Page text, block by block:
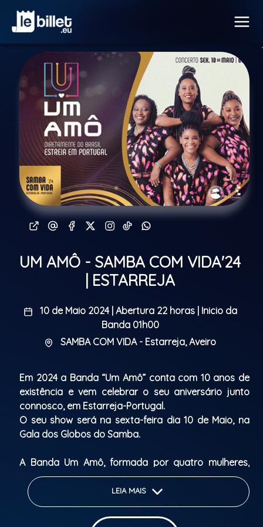
UM AMÔ - SAMBA COM VIDA'24
| ESTARREJA
10 de Maio 2024 | Abertura 22 horas | Inicio da
Banda 01h00
SAMBA COM VIDA - Estarreja, Aveiro
Em 2024 a Banda “Um Amô” conta com 10 anos de
existência e vem celebrar o seu aniversário junto
connosco, em Estarreja-Portugal.
O seu show será na sexta-feira dia 10 de Maio, na
Gala dos Globos do Samba.
A Banda Um Amô, formada por quatro mulheres,
ritmistas de escolas de Samba como Vila Isabel e
Viradouro, multi-instrumentistas do mundo do
samba, tem como proposta falar de amor para
todos, sem distinção, através de músicas de
LEIA MAIS